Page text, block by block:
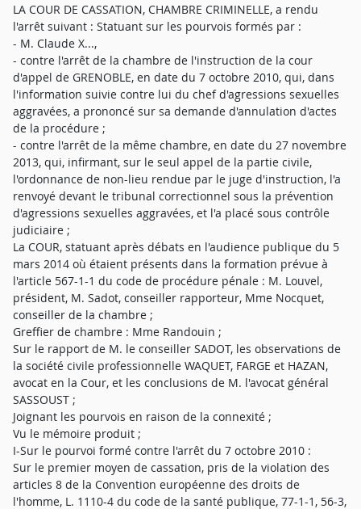
LA COUR DE CASSATION, CHAMBRE CRIMINELLE, a rendu
l'arrêt suivant : Statuant sur les pourvois formés par :
- M. Claude X...,
- contre l'arrêt de la chambre de l'instruction de la cour
d'appel de GRENOBLE, en date du 7 octobre 2010, qui, dans
l'information suivie contre lui du chef d'agressions sexuelles
aggravées, a prononcé sur sa demande d'annulation d'actes
de la procédure ;
- contre l'arrêt de la même chambre, en date du 27 novembre
2013, qui, infirmant, sur le seul appel de la partie civile,
l'ordonnance de non-lieu rendue par le juge d'instruction, l'a
renvoyé devant le tribunal correctionnel sous la prévention
d'agressions sexuelles aggravées, et l'a placé sous contrôle
judiciaire ;
La COUR, statuant après débats en l'audience publique du 5
mars 2014 où étaient présents dans la formation prévue à
l'article 567-1-1 du code de procédure pénale : M. Louvel,
président, M. Sadot, conseiller rapporteur, Mme Nocquet,
conseiller de la chambre ;
Greffier de chambre : Mme Randouin ;
Sur le rapport de M. le conseiller SADOT, les observations de
la société civile professionnelle WAQUET, FARGE et HAZAN,
avocat en la Cour, et les conclusions de M. l'avocat général
SASSOUST ;
Joignant les pourvois en raison de la connexité ;
Vu le mémoire produit ;
I-Sur le pourvoi formé contre l'arrêt du 7 octobre 2010 :
Sur le premier moyen de cassation, pris de la violation des
articles 8 de la Convention européenne des droits de
l'homme, L. 1110-4 du code de la santé publique, 77-1-1, 56-3,